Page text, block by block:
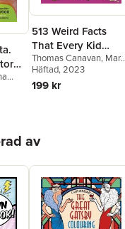
513 Weird Facts
That Every Kid
Should Know
Thomas Canavan, Marc
Powell,Anne Rooney
William Potter
Häftad, 2023
199 kr
av